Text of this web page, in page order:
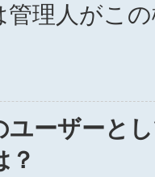
理人がこ
ユーザーと
？